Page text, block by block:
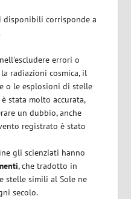
disponibili corrisponde a
errori o
radiazioni cosmica, il
o le esplosioni di stelle
stata molto accurata,
un dubbio, anche
registrato è stato
gli scienziati hanno
, che tradotto in
stelle simili al Sole ne
secolo.